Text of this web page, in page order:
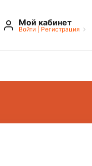
Мой кабинет
Войти| Регистрация